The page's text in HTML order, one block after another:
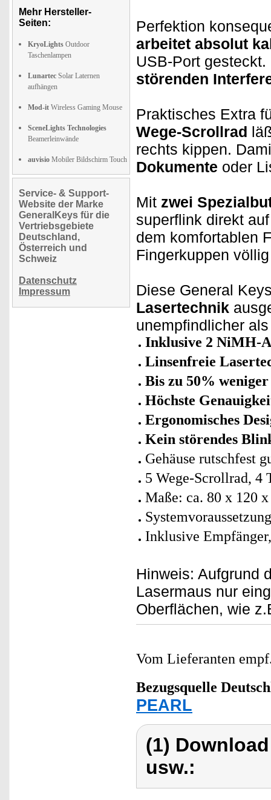
Mehr Hersteller-
Seiten:
KryoLights Outdoor
Taschenlampen
Lunartec Solar Laternen
aufhängen
Mod-it Wireless Gaming Mouse
SceneLights Technologies
Beamerleinwände
auvisio Mobiler Bildschirm Touch
Service- & Support-
Website der Marke
GeneralKeys für die
Vertriebsgebiete
Deutschland,
Österreich und
Schweiz
Datenschutz
Impressum
Perfektion
arbeitet absolut
USB-Port
störenden
Praktisches Extra
Wege-Scrollrad
rechts kippen.
Dokumente oder
Mit zwei
superflink direkt
dem komfortablen
Fingerkuppen
Diese General
Lasertechnik
unempfindlicher
Inklusive 2 NiMH-
Linsenfreie
Bis zu 50%
Höchste
Ergonomisches
Kein störendes
Gehäuse rutschfest
5 Wege-Scrollrad, 4
Maße: ca. 80 x 120
Inklusive
Hinweis: Aufgrund
Lasermaus nur
Oberflächen, wie
Vom Lieferanten
Bezugsquelle
PEARL
(1)
usw.: